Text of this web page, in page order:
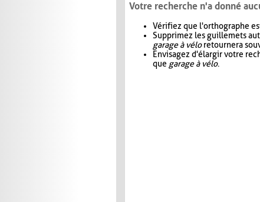
Votre recherche n'a donné
Vérifiez que l'orthographe
Supprimez les guillemets
garage à véloretournera
Envisagez d'élargir votre
que garage à vélo.